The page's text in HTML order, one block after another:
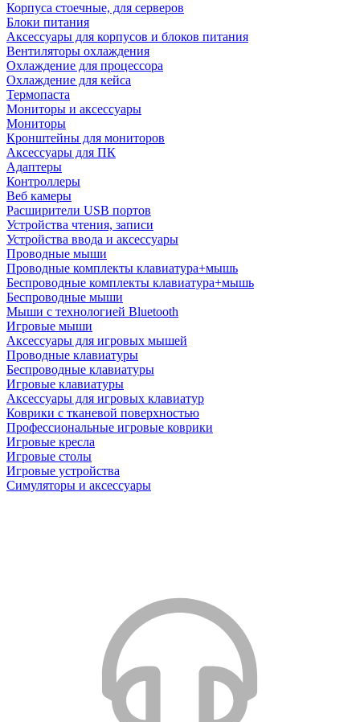
Корпуса стоечные, для серверов
Блоки питания
Аксессуары для корпусов и блоков питания
Вентиляторы охлаждения
Охлаждение для процессора
Охлаждение для кейса
Термопаста
Мониторы и аксессуары
Мониторы
Кронштейны для мониторов
Аксессуары для ПК
Адаптеры
Контроллеры
Веб камеры
Расширители USB портов
Устройства чтения, записи
Устройства ввода и аксессуары
Проводные мыши
Проводные комплекты клавиатура+мышь
Беспроводные комплекты клавиатура+мышь
Беспроводные мыши
Мыши с технологией Bluetooth
Игровые мыши
Аксессуары для игровых мышей
Проводные клавиатуры
Беспроводные клавиатуры
Игровые клавиатуры
Аксессуары для игровых клавиатур
Коврики с тканевой поверхностью
Профессиональные игровые коврики
Игровые кресла
Игровые столы
Игровые устройства
Симуляторы и аксессуары